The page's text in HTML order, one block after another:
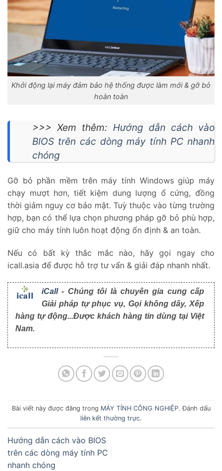
Khởi động lại máy đảm bảo hệ thống được làm mới & gỡ bỏ
hoàn toàn
>>> Xem thêm: Hướng dẫn cách vào
BIOS trên các dòng máy tính PC nhanh
chóng
Gỡ bỏ phần mềm trên máy tính Windows giúp máy
chạy mượt hơn, tiết kiệm dung lượng ổ cứng, đồng
thời giảm nguy cơ bảo mật. Tuỳ thuộc vào từng trường
hợp, bạn có thể lựa chọn phương pháp gỡ bỏ phù hợp,
giữ cho máy tính luôn hoạt động ổn định & an toàn.
Nếu có bất kỳ thắc mắc nào, hãy gọi ngay cho
icall.asia để được hỗ trợ tư vấn & giải đáp nhanh nhất.
iCall- Chúng tôi là chuyên gia cung cấp
Giải pháp tự phục vụ, Gọi không dây, Xếp
hàng tự động...Được khách hàng tin dùng tại Việt
Nam.
Bài viết này được đăng trong MÁY TÍNH CÔNG NGHIỆP. Đánh dấu
liên kết thường trực.
Hướng dẫn cách vào BIOS
trên các dòng máy tính PC
nhanh chóng